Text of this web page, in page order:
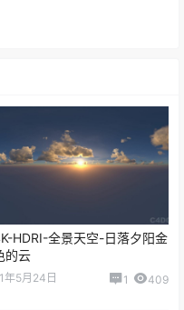
HDRI-全景天空-日落夕阳金
的云
年5月24日 1 409